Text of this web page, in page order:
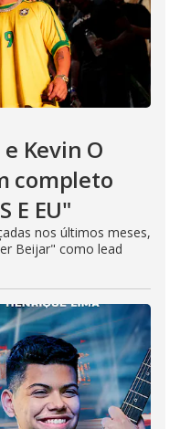
Kevin O
completo
E EU"
nos últimos meses,
Beijar" como lead